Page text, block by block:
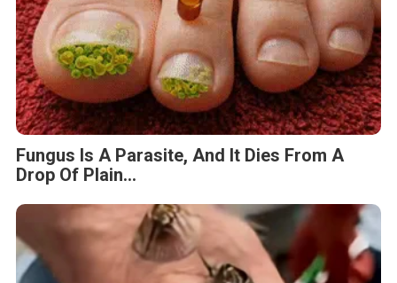
Fungus Is A Parasite, And It Dies From A
Drop Of Plain...